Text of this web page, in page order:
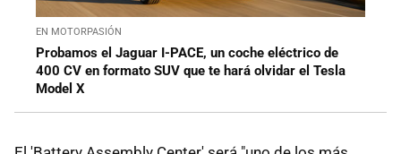
EN MOTORPASIÓN
Probamos el Jaguar I-PACE, un coche eléctrico de
400 CV en formato SUV que te hará olvidar el Tesla
Model X